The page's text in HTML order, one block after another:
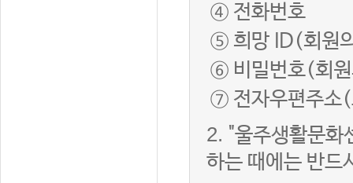
④ 전화번호
⑤ 희망 ID(회원
⑥ 비밀번호(회
⑦ 전자우편주소
2. "울주생활문화
하는 때에는 반드